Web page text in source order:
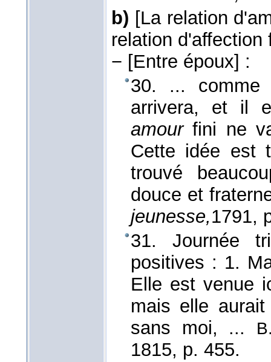
b) [La relation
relation d'affection
− [Entre époux] :
30. ...
arrivera, et il
amourfini ne
Cette idée est
trouvé
douce et
jeunesse,1791,
31. Journée
positives : 1.
Elle est venue
mais elle
sans moi, ...
1815, p. 455.